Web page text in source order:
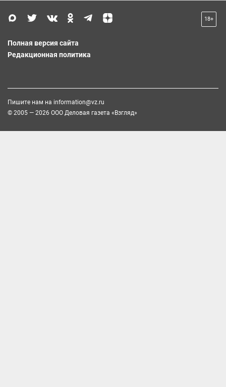
18+
Полная версия сайта
Редакционная политика
Пишите нам на information@vz.ru
© 2005 — 2026 ООО Деловая газета «Взгляд»